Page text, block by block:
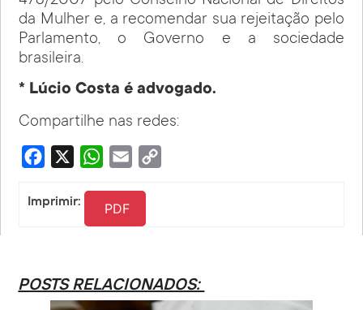
da Mulher e, a recomendar sua rejeitação pelo
Parlamento, o Governo e a sociedade
brasileira.
* Lúcio Costa é advogado.
Compartilhe nas redes:
Facebook WhatsApp
Email
Imprimir: PDF
POSTS RELACIONADOS: